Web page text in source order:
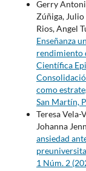
Gerry
Zúñiga,
Rios, Angel
Enseñanza
rendimiento
Científica
como
San Martín,
Teresa Vela-
Johanna
ansiedad
1 Núm. 2